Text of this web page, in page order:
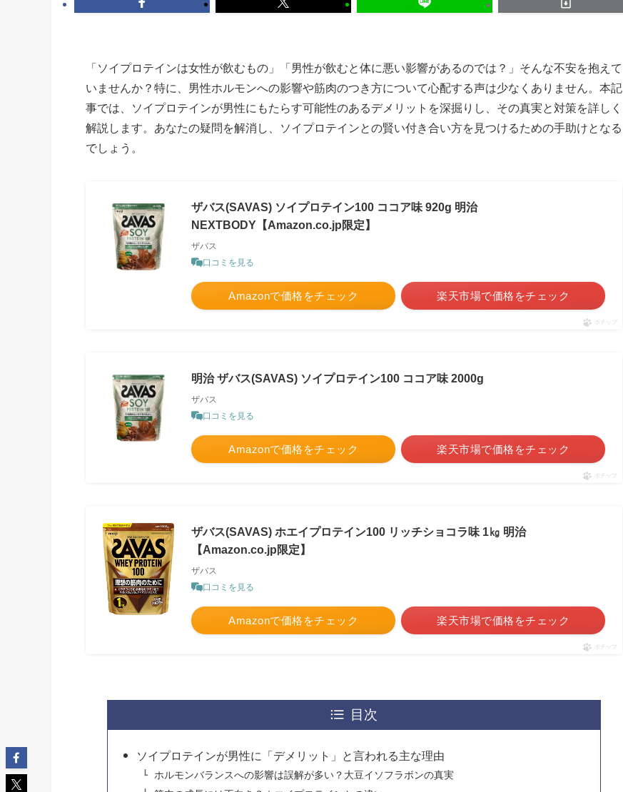
「ソイプロテインは女性が飲むもの」「男性が飲むと体に悪い影響があるのでは？」そんな不安を抱えて
いませんか？特に、男性ホルモンへの影響や筋肉のつき方について心配する声は少なくありません。本記
事では、ソイプロテインが男性にもたらす可能性のあるデメリットを深掘りし、その真実と対策を詳しく
解説します。あなたの疑問を解消し、ソイプロテインとの賢い付き合い方を見つけるための手助けとなる
でしょう。
ザバス(SAVAS) ソイプロテイン100 ココア味 920g 明治
NEXTBODY【Amazon.co.jp限定】
ザバス
口コミを見る
Amazonで価格をチェック 楽天市場で価格をチェック
ポチップ
明治 ザバス(SAVAS) ソイプロテイン100 ココア味 2000g
ザバス
口コミを見る
Amazonで価格をチェック 楽天市場で価格をチェック
ポチップ
ザバス(SAVAS) ホエイプロテイン100 リッチショコラ味 1㎏ 明治
【Amazon.co.jp限定】
ザバス
口コミを見る
Amazonで価格をチェック 楽天市場で価格をチェック
ポチップ
目次
ソイプロテインが男性に「デメリット」と言われる主な理由
ホルモンバランスへの影響は誤解が多い？大豆イソフラボンの真実